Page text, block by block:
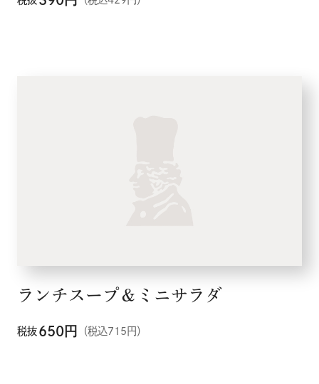
ランチスープ＆ミニサラダ
税抜 650円 （税込715円）